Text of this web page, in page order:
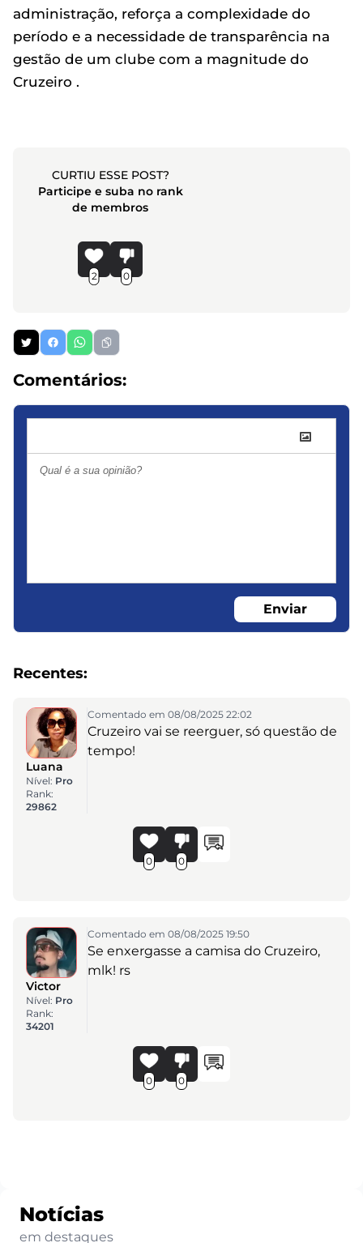
administração, reforça a complexidade do
período e a necessidade de transparência na
gestão de um clube com a magnitude do
Cruzeiro .
CURTIU ESSE POST?
Participe e suba no rank
de membros
2 0
Comentários:
Enviar
Recentes:
Luana
Nível: Pro
Rank:
29862
Comentado em 08/08/2025 22:02
Cruzeiro vai se reerguer, só questão de
tempo!
0 0
Victor
Nível: Pro
Rank:
34201
Comentado em 08/08/2025 19:50
Se enxergasse a camisa do Cruzeiro,
mlk! rs
0 0
Notícias
em destaques